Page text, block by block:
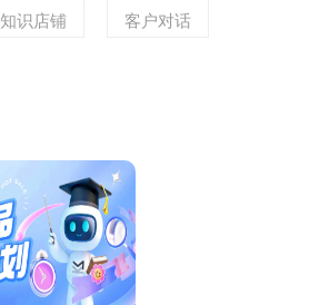
知识店铺 客户对话